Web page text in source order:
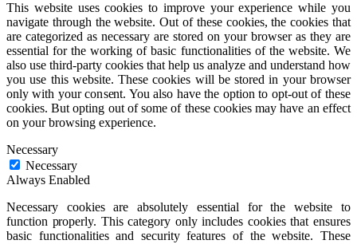
This website uses cookies to improve your experience while you
navigate through the website. Out of these cookies, the cookies that
are categorized as necessary are stored on your browser as they are
essential for the working of basic functionalities of the website. We
also use third-party cookies that help us analyze and understand how
you use this website. These cookies will be stored in your browser
only with your consent. You also have the option to opt-out of these
cookies. But opting out of some of these cookies may have an effect
on your browsing experience.
Necessary
Necessary
Always Enabled
Necessary cookies are absolutely essential for the website to
function properly. This category only includes cookies that ensures
basic functionalities and security features of the website. These